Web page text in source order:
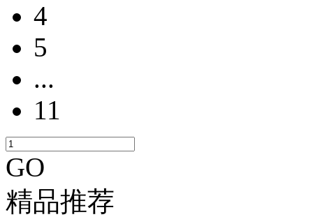
4
5
...
11
GO
精品推荐